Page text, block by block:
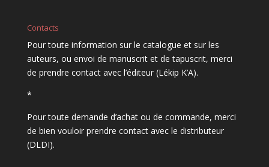
Contacts
Pour toute information sur le catalogue et sur les
auteurs, ou envoi de manuscrit et de tapuscrit, merci
de prendre contact avec l’éditeur (Lékip K’A).
*
Pour toute demande d’achat ou de commande, merci
de bien vouloir prendre contact avec le distributeur
(DLDI).